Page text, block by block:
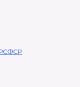
РСФСР